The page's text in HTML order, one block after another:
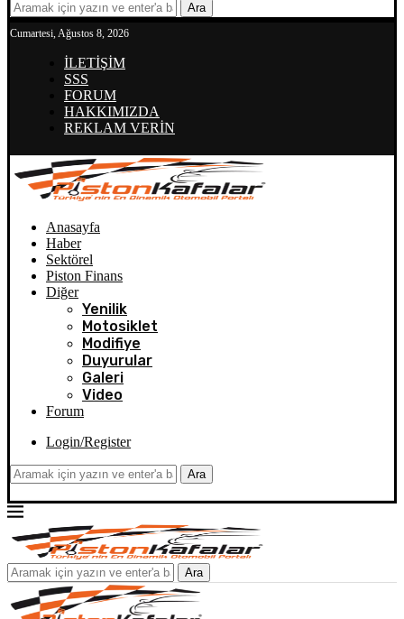
Ara
Cumartesi, Ağustos 8, 2026
İLETİŞİM
SSS
FORUM
HAKKIMIZDA
REKLAM VERİN
Anasayfa
Haber
Sektörel
Piston Finans
Diğer
Yenilik
Motosiklet
Modifiye
Duyurular
Galeri
Video
Forum
Login/Register
Ara
Ara